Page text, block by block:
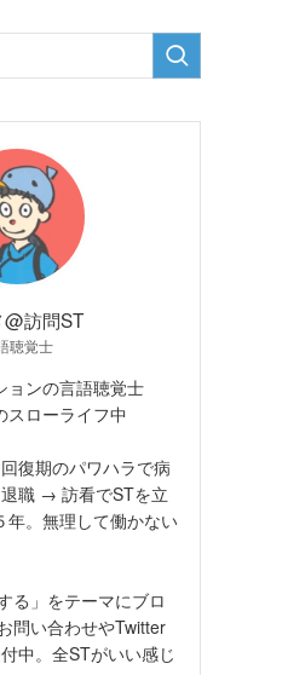
@訪問ST
聴覚士
ョンの言語聴覚士
スローライフ中
復期のパワハラで病
職 → 訪看でSTを立
年。無理して働かない
る」をテーマにブロ
問い合わせやTwitter
中。全STがいい感じ